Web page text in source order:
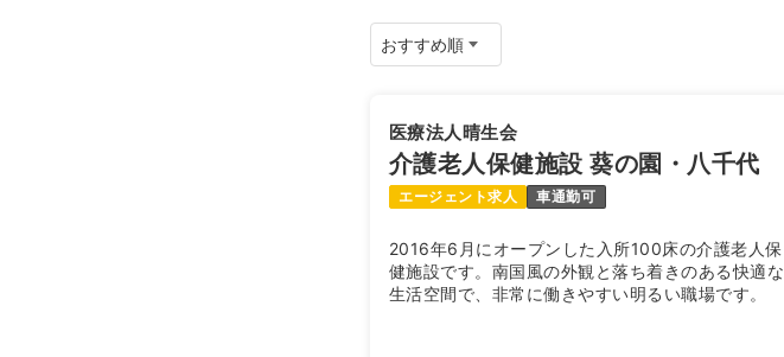
医療法人晴生会
介護老人保健施設 葵の園・八千代
エージェント求人 車通勤可
2016年6月にオープンした入所100床の介護老人保
健施設です。南国風の外観と落ち着きのある快適な
生活空間で、非常に働きやすい明るい職場です。